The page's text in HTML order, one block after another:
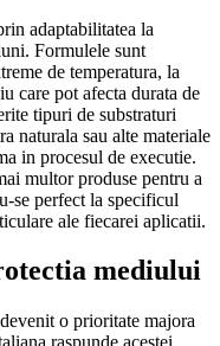
adaptabilitatea la
Formulele sunt
de temperatura, la
care pot afecta durata de
tipuri de substraturi
naturala sau alte materiale
in procesul de executie.
multor produse pentru a
se perfect la specificul
ale fiecarei aplicatii.
mediului
o prioritate majora